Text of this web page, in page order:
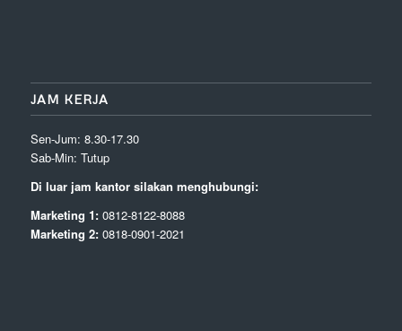
JAM KERJA
Sen-Jum: 8.30-17.30
Sab-Min: Tutup
Di luar jam kantor silakan menghubungi:
Marketing 1:0812-8122-8088
Marketing 2:0818-0901-2021